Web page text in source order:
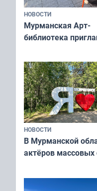
НОВОСТИ
Мурманская Арт-
библиотека
и фотографов
НОВОСТИ
В Мурманской
актёров массовых